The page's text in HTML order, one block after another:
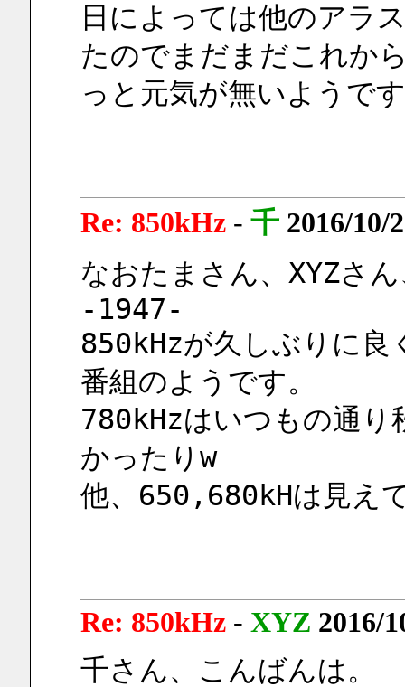
日によっては他のアラ
たのでまだまだこれか
っと元気が無いようで
Re: 850kHz- 千 2016/10/
なおたまさん、XYZさ
-1947-
850kHzが久しぶりに良
番組のようです。
780kHzはいつもの通り
かったりw
他、650,680kHは見え
Re: 850kHz- XYZ 2016/
千さん、こんばんは。